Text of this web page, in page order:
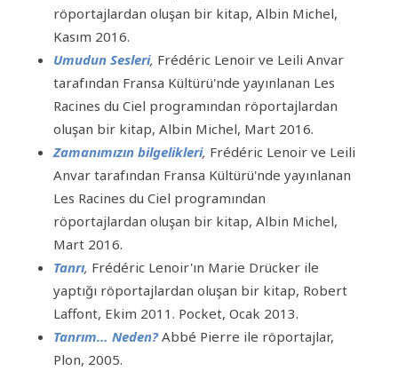
röportajlardan oluşan bir kitap, Albin Michel,
Kasım 2016.
Umudun Sesleri, Frédéric Lenoir ve Leili Anvar
tarafından Fransa Kültürü'nde yayınlanan Les
Racines du Ciel programından röportajlardan
oluşan bir kitap, Albin Michel, Mart 2016.
Zamanımızın bilgelikleri, Frédéric Lenoir ve Leili
Anvar tarafından Fransa Kültürü'nde yayınlanan
Les Racines du Ciel programından
röportajlardan oluşan bir kitap, Albin Michel,
Mart 2016.
Tanrı, Frédéric Lenoir'ın Marie Drücker ile
yaptığı röportajlardan oluşan bir kitap, Robert
Laffont, Ekim 2011. Pocket, Ocak 2013.
Tanrım… Neden?Abbé Pierre ile röportajlar,
Plon, 2005.